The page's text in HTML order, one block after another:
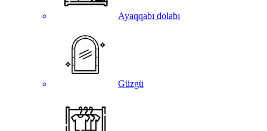
Ayaqqabı dolabı
Güzgü